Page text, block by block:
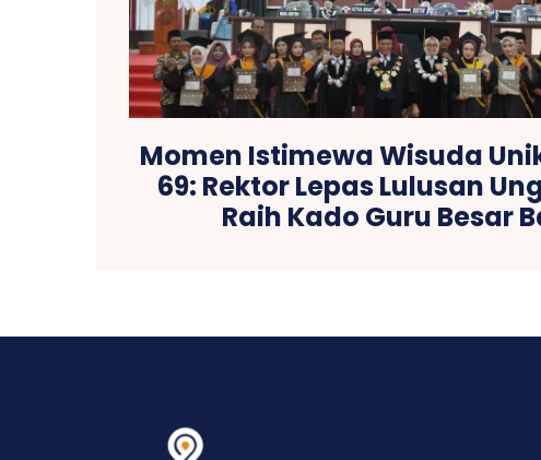
Momen Istimewa Wisuda
69: Rektor Lepas Lulusan
Raih Kado Guru Besar